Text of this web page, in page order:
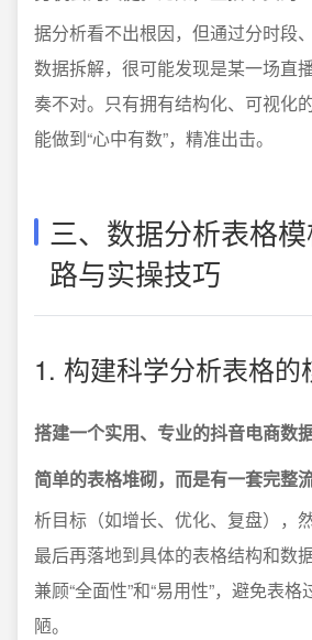
据分析看不出根因，但通过分时段
数据拆解，很可能发现是某一场直
奏不对。只有拥有结构化、可视化
能做到“心中有数”，精准出击。
三、数据分析表格
路与实操技巧
1. 构建科学分析表格的
搭建一个实用、专业的抖音电商数
简单的表格堆砌，而是有一套完整流
析目标（如增长、优化、复盘），
最后再落地到具体的表格结构和数
兼顾“全面性”和“易用性”，避免表
陋。